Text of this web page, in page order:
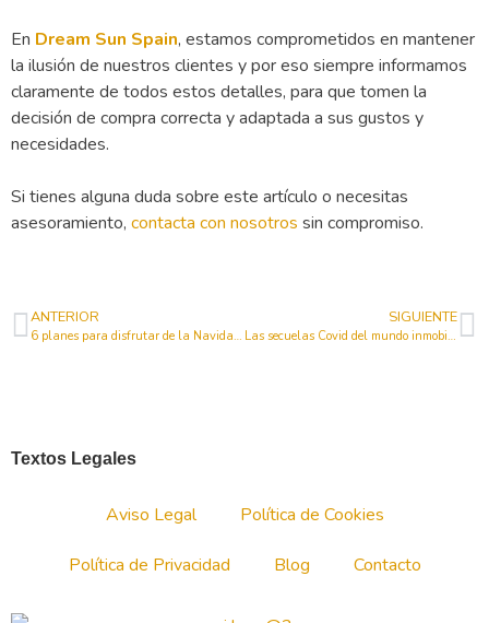
En Dream Sun Spain, estamos comprometidos en mantener
la ilusión de nuestros clientes y por eso siempre informamos
claramente de todos estos detalles, para que tomen la
decisión de compra correcta y adaptada a sus gustos y
necesidades.
Si tienes alguna duda sobre este artículo o necesitas
asesoramiento, contacta con nosotros sin compromiso.
ANTERIOR
6 planes para disfrutar de la Navidad en la Costa Blanca
SIGUIENTE
Las secuelas Covid del mundo inmobiliario
Textos Legales
Aviso Legal Política de Cookies
Política de Privacidad Blog Contacto